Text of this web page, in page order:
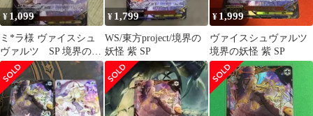
¥ 1,099
ミ*ラ様 ヴァイスシュ
ヴァルツ SP 境界の妖
怪 紫
¥ 1,799
WS/東方project/境界の
妖怪 紫 SP
¥ 1,999
ヴァイスシュヴァルツ
境界の妖怪 紫 SP